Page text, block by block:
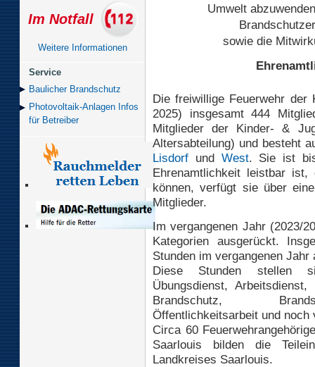
Im Notfall
Weitere Informationen
Service
Baulicher Brand­schutz
Photovoltaik-Anlagen Infos
für Betreiber
Umwelt
sowie die
Die freiwillige Feuerwehr
2025) insgesamt 444
Mitglieder der Kinder- &
Altersabteilung) und besteht
Lisdorf und West. Sie ist
Ehrenamtlichkeit leistbar
können, verfügt sie über
Mitglieder.
Im vergangenen Jahr (2023/
Kategorien ausgerückt.
Stunden im vergangenen
Diese Stunden stellen
Übungsdienst, Arbeitsdienst,
Brandschutz,
Öffentlichkeitsarbeit und noch
Circa 60
Saarlouis bilden die
Landkreises Saarlouis.